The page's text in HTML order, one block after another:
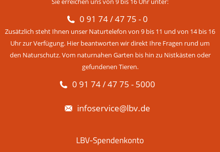
0 91 74 / 47 75 - 0
Zusätzlich steht Ihnen unser Naturtelefon von 9 bis 11 und von 14 bis 16
Uhr zur Verfügung. Hier beantworten wir direkt Ihre Fragen rund um
den Naturschutz. Vom naturnahen Garten bis hin zu Nistkästen oder
gefundenen Tieren.
0 91 74 / 47 75 - 5000
infoservice@lbv.de
LBV-Spendenkonto